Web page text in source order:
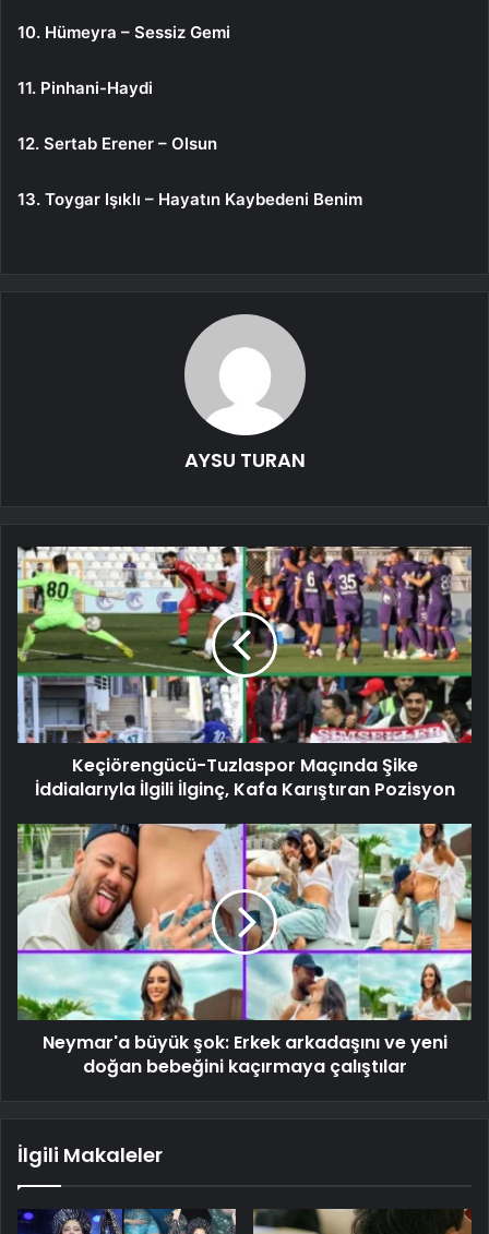
10. Hümeyra – Sessiz Gemi
11. Pinhani-Haydi
12. Sertab Erener – Olsun
13. Toygar Işıklı – Hayatın Kaybedeni Benim
AYSU TURAN
Keçiörengücü-Tuzlaspor Maçında Şike
İddialarıyla İlgili İlginç, Kafa Karıştıran Pozisyon
Neymar'a büyük şok: Erkek arkadaşını ve yeni
doğan bebeğini kaçırmaya çalıştılar
İlgili Makaleler